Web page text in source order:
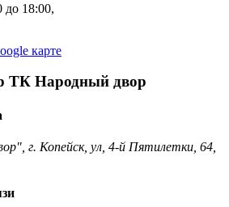
до 18:00,
карте
ТК Народный двор
г. Копейск, ул, 4-й Пятилетки, 64,